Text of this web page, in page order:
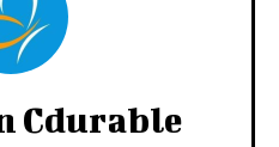
Cdurable